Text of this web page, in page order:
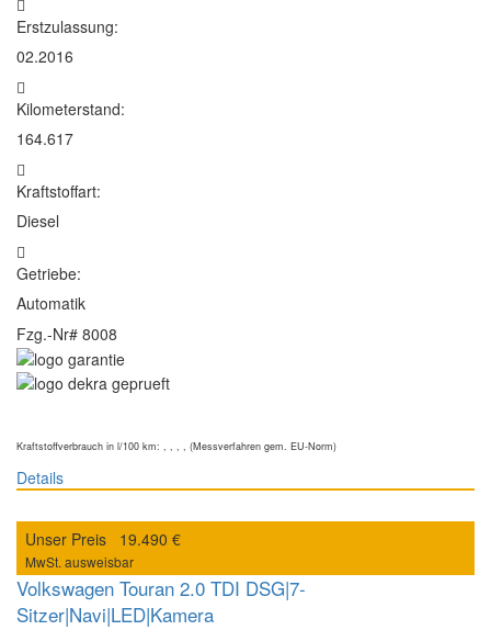
Erstzulassung:
02.2016
Kilometerstand:
164.617
Kraftstoffart:
Diesel
Getriebe:
Automatik
Fzg.-Nr# 8008
Kraftstoffverbrauch in l/100 km: , , , , (Messverfahren gem. EU-Norm)
Details
Unser Preis 19.490 €
MwSt. ausweisbar
Volkswagen Touran 2.0 TDI DSG|7-
Sitzer|Navi|LED|Kamera